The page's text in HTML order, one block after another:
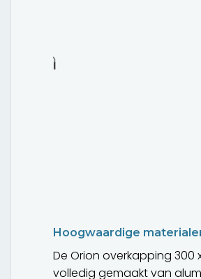
Hoogwaardige
De Orion overkapping 300
volledig gemaakt van